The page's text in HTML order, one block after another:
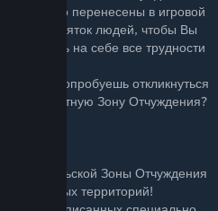
точно перенесены в игровой
один десяток людей, чтобы Вы
на себе все трудности
все же попробуешь откликнуться
в запретную Зону Отчуждения?
Чернобыльской Зоны Отчуждения
и опасных территорий!